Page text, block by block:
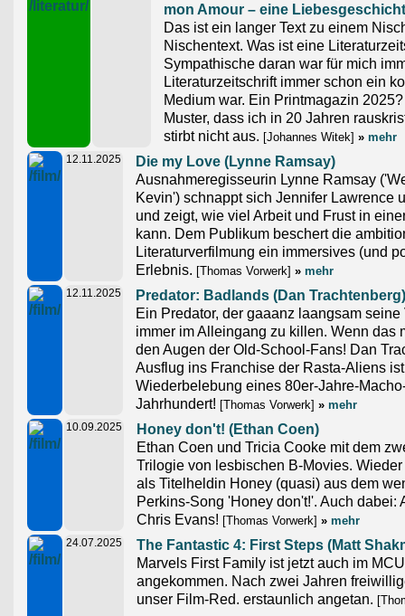
mon Amour – eine
Das ist ein langer Text zu einem
Nischentext. Was ist eine
Sympathische daran war für mich
Literaturzeitschrift immer schon ein
Medium war. Ein Printmagazin
Muster, dass ich in 20 Jahren
stirbt nicht aus. [Johannes Witek] » mehr
12.11.2025
Die my Love (Lynne Ramsay)
Ausnahmeregisseurin Lynne Ramsay
Kevin') schnappt sich Jennifer Lawrence
und zeigt, wie viel Arbeit und Frust in
kann. Dem Publikum beschert die
Literaturverfilmung ein immersives (und
Erlebnis. [Thomas Vorwerk] » mehr
12.11.2025
Predator: Badlands (Dan Trachtenberg)
Ein Predator, der gaaanz laangsam
immer im Alleingang zu killen. Wenn das
den Augen der Old-School-Fans! Dan
Ausflug ins Franchise der Rasta-Aliens
Wiederbelebung eines 80er-Jahre-
Jahrhundert! [Thomas Vorwerk] » mehr
10.09.2025
Honey don't! (Ethan Coen)
Ethan Coen und Tricia Cooke mit dem
Trilogie von lesbischen B-Movies.
als Titelheldin Honey (quasi) aus dem
Perkins-Song 'Honey don't!'. Auch dabei:
Chris Evans! [Thomas Vorwerk] » mehr
24.07.2025
The Fantastic 4: First Steps (Matt
Marvels First Family ist jetzt auch im
angekommen. Nach zwei Jahren
unser Film-Red. erstaunlich angetan.